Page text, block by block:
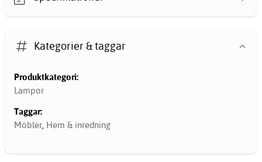
Kategorier & taggar
Produktkategori:
Lampor
Taggar:
Möbler, Hem & inredning